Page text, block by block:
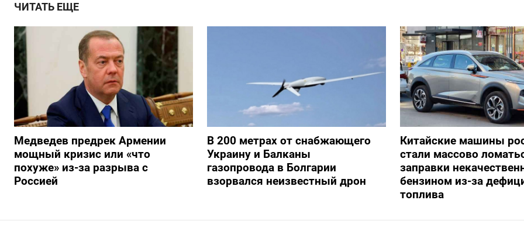
ЧИТАТЬ ЕЩЕ
Медведев предрек Армении
мощный кризис или «что
похуже» из-за разрыва с
Россией
В 200 метрах от снабжающего
Украину и Балканы
газопровода в Болгарии
взорвался неизвестный дрон
Китайские машины
стали массово
заправки
бензином из-за
топлива